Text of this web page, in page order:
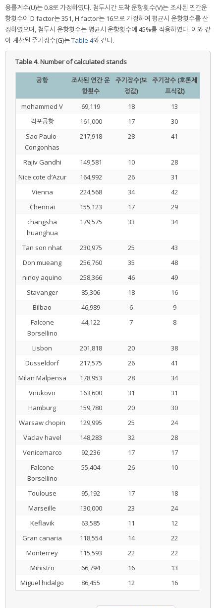
용률계수(U)는 0.8로 가정하였다. 첨두시간 도착 운항횟수(V)는 조사된 연간운
항횟수에 D factor는 351, H factor는 16으로 가정하여 평균시 운항횟수를 산
정하였으며, 첨두시 운항횟수는 평균시 운항횟수에 45%를 적용하였다. 이와 같
이 계산된 주기장수(G)는Table 4와 같다.
Table 4.Number of calculated stands
공항
조사된 연간 운
항횟수
주기장수(보
정값)
주기장수 (호론제
프식값)
mohammed V
69,119 18
13
김포공항
161,000 17
30
Sao Paulo-
Congonhas
217,918 28 41
Rajiv Gandhi 149,581 10
28
Nice cote d′Azur
164,992 26
31
Vienna
224,568 34
42
Chennai
155,123 17
29
changsha
huanghua
179,575 33 34
Tan son nhat 230,975 25
43
Don mueang
256,760 35
48
ninoy aquino
258,366 46
49
Stavanger
85,306 18
16
Bilbao
46,989 6
9
Falcone
Borsellino
44,122 7 8
Lisbon 201,818 20
38
Dusseldorf
217,575 26
41
Milan Malpensa
178,953 28
34
Vnukovo
163,600 31
31
Hamburg
159,780 20
30
Warsaw chopin
129,995 25
24
Vaclav havel
148,283 32
28
Venicemarco
92,236 17
17
Falcone
Borsellino
55,404 26 10
Toulouse 95,192 17
18
Marseille
130,000 23
24
Keflavik
63,585 11
12
Gran canaria
118,554 14
22
Monterrey
115,593 22
22
Ministro
66,794 16
13
Miguel hidalgo
86,455 12 16